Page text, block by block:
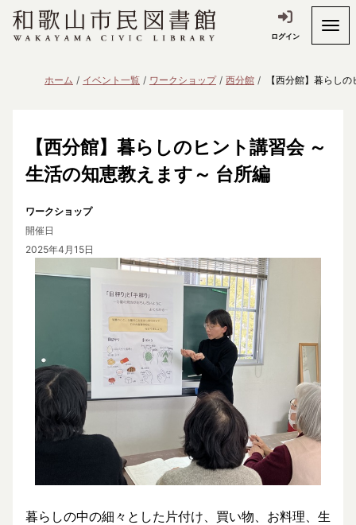
ログイン
ホーム イベント一覧 ワークショップ 西分館 【西分館】暮らし
【西分館】暮らしのヒント講習会 ～
生活の知恵教えます～ 台所編
ワークショップ
開催日
2025年4月15日
暮らしの中の細々とした片付け、買い物、お料理、生